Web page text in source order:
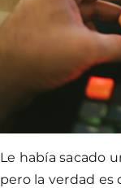
Le había sacado
pero la verdad es